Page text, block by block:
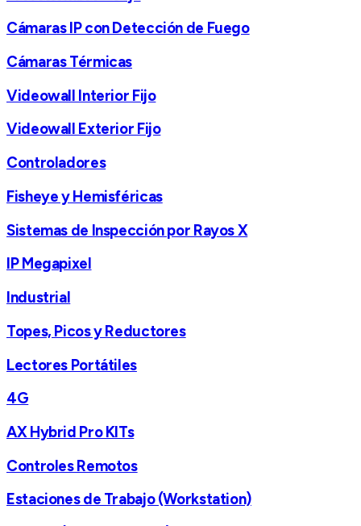
Cámaras IP con Detección de Fuego
Cámaras Térmicas
Videowall Interior Fijo
Videowall Exterior Fijo
Controladores
Fisheye y Hemisféricas
Sistemas de Inspección por Rayos X
IP Megapixel
Industrial
Topes, Picos y Reductores
Lectores Portátiles
4G
AX Hybrid Pro KITs
Controles Remotos
Estaciones de Trabajo (Workstation)